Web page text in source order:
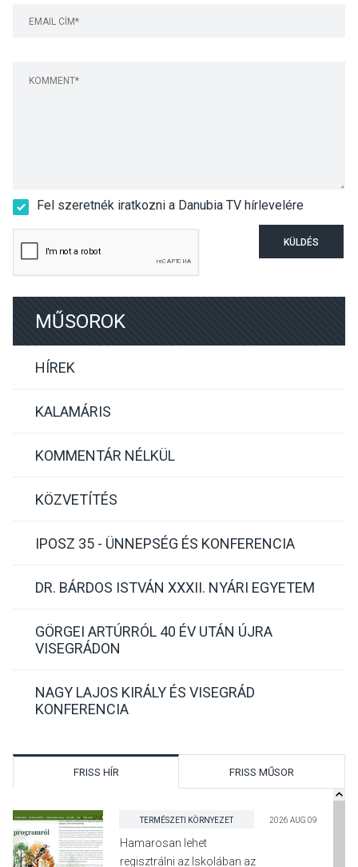
Fel szeretnék iratkozni a Danubia TV hírlevelére
KÜLDÉS
MŰSOROK
HÍREK
KALAMÁRIS
KOMMENTÁR NÉLKÜL
KÖZVETÍTÉS
IPOSZ 35 - ÜNNEPSÉG ÉS KONFERENCIA
DR. BÁRDOS ISTVÁN XXXII. NYÁRI EGYETEM
GÖRGEI ARTÚRRÓL 40 ÉV UTÁN ÚJRA
VISEGRÁDON
NAGY LAJOS KIRÁLY ÉS VISEGRÁD
KONFERENCIA
FRISS HÍR FRISS MŰSOR
TERMÉSZETI KÖRNYEZET 2026 AUG 09
Hamarosan lehet
regisztrálni az Iskolában az